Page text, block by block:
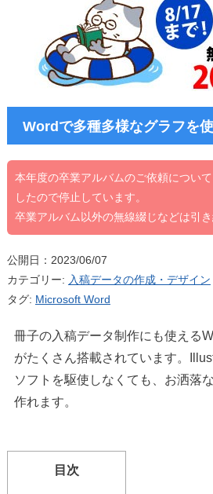
Wordで多種多様なグラフを
本年度の卒業アルバムのご依頼につい
したので停止しています。
卒業アルバム以外の無線綴じなどは引き
公開日：2023/06/07
カテゴリー: 入稿データの作成・デザイン
タグ: Microsoft Word
冊子の入稿データ制作にも使える
がたくさん搭載されています。
ソフトを駆使しなくても、お洒落
作れます。
目次